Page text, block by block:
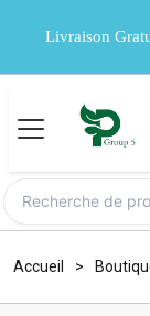
Livraison
Accueil